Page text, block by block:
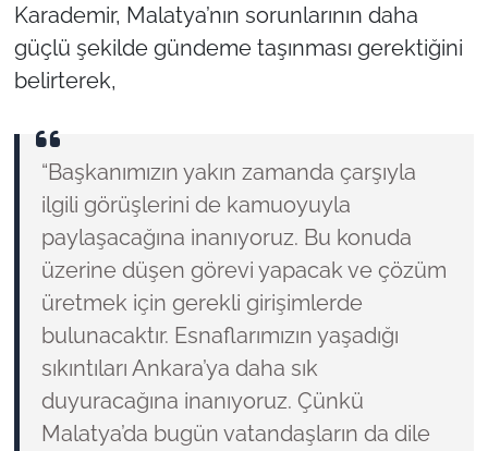
Karademir, Malatya’nın sorunlarının daha
güçlü şekilde gündeme taşınması gerektiğini
belirterek,
“Başkanımızın yakın zamanda çarşıyla
ilgili görüşlerini de kamuoyuyla
paylaşacağına inanıyoruz. Bu konuda
üzerine düşen görevi yapacak ve çözüm
üretmek için gerekli girişimlerde
bulunacaktır. Esnaflarımızın yaşadığı
sıkıntıları Ankara’ya daha sık
duyuracağına inanıyoruz. Çünkü
Malatya’da bugün vatandaşların da dile